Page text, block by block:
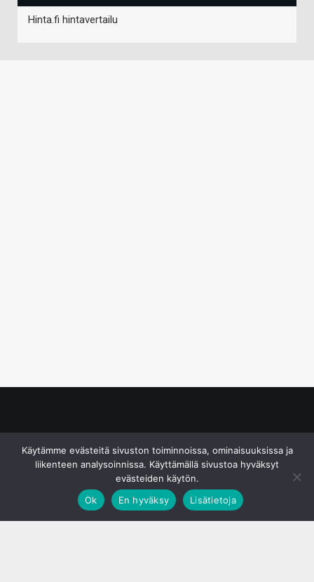
Hinta.fi hintavertailu
Käytämme evästeitä sivuston toiminnoissa, ominaisuuksissa ja
liikenteen analysoinnissa. Käyttämällä sivustoa hyväksyt
evästeiden käytön.
Ok
En hyväksy Lisätietoja